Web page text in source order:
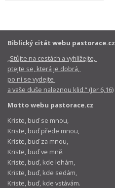
Biblický citát webu pastorace.cz
„Stůjte na cestách a vyhlížejte,
ptejte se, která je dobrá,
po ní se vydejte
a vaše duše naleznou klid.“ (Jer 6,16)
Motto webu pastorace.cz
Kriste, buď se mnou,
Kriste, buď přede mnou,
Kriste, buď za mnou,
Kriste, buď ve mně.
Kriste, buď, kde lehám,
Kriste, buď, kde sedám,
Kriste, buď, kde vstávám.